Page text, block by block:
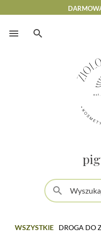
Skip
search
WSZYSTKIE DROGA DO